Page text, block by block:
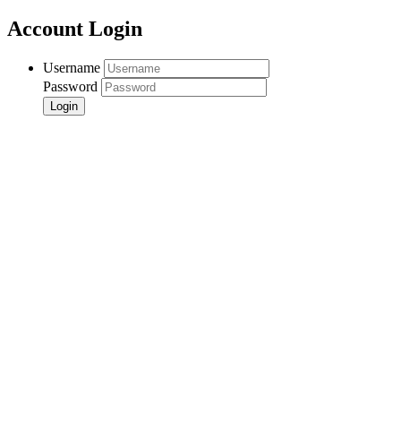
Account Login
Username
Password